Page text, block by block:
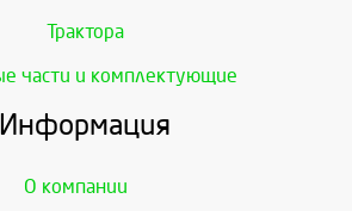
Трактора
части и комплектующие
Информация
О компании